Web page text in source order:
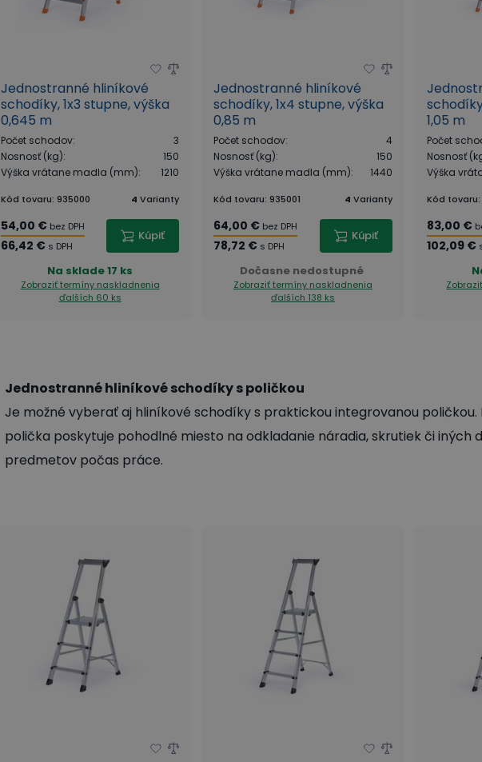
Jednostranné hliníkové
schodíky, 1x3 stupne, výška
0,645 m
Počet schodov:
3
Nosnosť (kg):
150
Výška vrátane madla (mm): 1210
Kód tovaru: 935000 4 Varianty
54,00 € bez DPH
66,42 € s DPH
Kúpiť
Na sklade17 ks
Zobraziť termíny naskladnenia
ďalších 60 ks
Jednostranné hliníkové
schodíky, 1x4 stupne, výška
0,85 m
Počet schodov:
4
Nosnosť (kg):
150
Výška vrátane madla (mm): 1440
Kód tovaru:935001 4 Varianty
64,00 € bez DPH
78,72 € s DPH
Kúpiť
Dočasne nedostupné
Zobraziť termíny naskladnenia
ďalších 138 ks
1,05 m
Počet
Nosnosť
Výška
Kód tovaru:
83,00 €
102,09 €
Jednostranné hliníkové schodíkys poličkou
Je možné vyberať aj hliníkové schodíky s praktickou integrovanou
polička poskytuje pohodlné miesto na odkladanie náradia, skrutiek či iných
predmetov počas práce.